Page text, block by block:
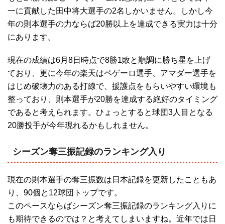
一に貢献した田中将大選手の2名しかいません。しかし今
年の則本選手の力ならば20勝以上を達成できる実力は十分
にあります。
現在の成績は6月8日時点で8勝1敗と順調に勝ち星を上げ
ており、更に今年の楽天はペゲーロ選手、アマダー選手を
はじめ破壊力のある打線で、援護点をもらいやすい環境も
整っており、則本選手が20勝を達成する絶好のタイミング
であると考えられます。ひょっとすると球団3人目となる
20勝投手が今年現れるかもしれません。
シーズン奪三振記録のランキング入り
現在の則本選手の奪三振数は日本記録を更新したこともあ
り、90個と12球団トップです。
このペースならばシーズン奪三振記録のランキング入りに
も期待できるのでは？と考えてしまいますね。近年では日